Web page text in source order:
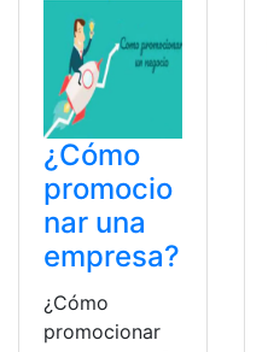
¿Cómo
promocio
nar una
empresa?
¿Cómo
promocionar